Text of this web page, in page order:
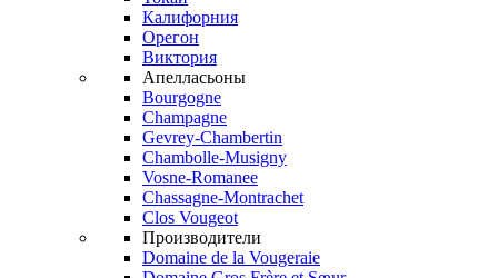
Калифорния
Орегон
Виктория
Апелласьоны
Bourgogne
Champagne
Gevrey-Chambertin
Chambolle-Musigny
Vosne-Romanee
Chassagne-Montrachet
Clos Vougeot
Производители
Domaine de la Vougeraie